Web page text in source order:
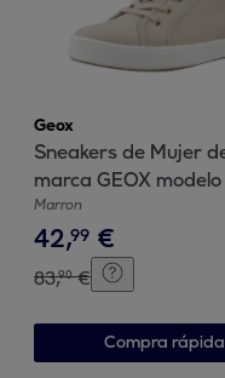
Geox
Sneakers de Mujer de la
marca GEOX modelo D
BLOMIEE MARRON
Marron
42,99 €
83,90 €
Compra rápida